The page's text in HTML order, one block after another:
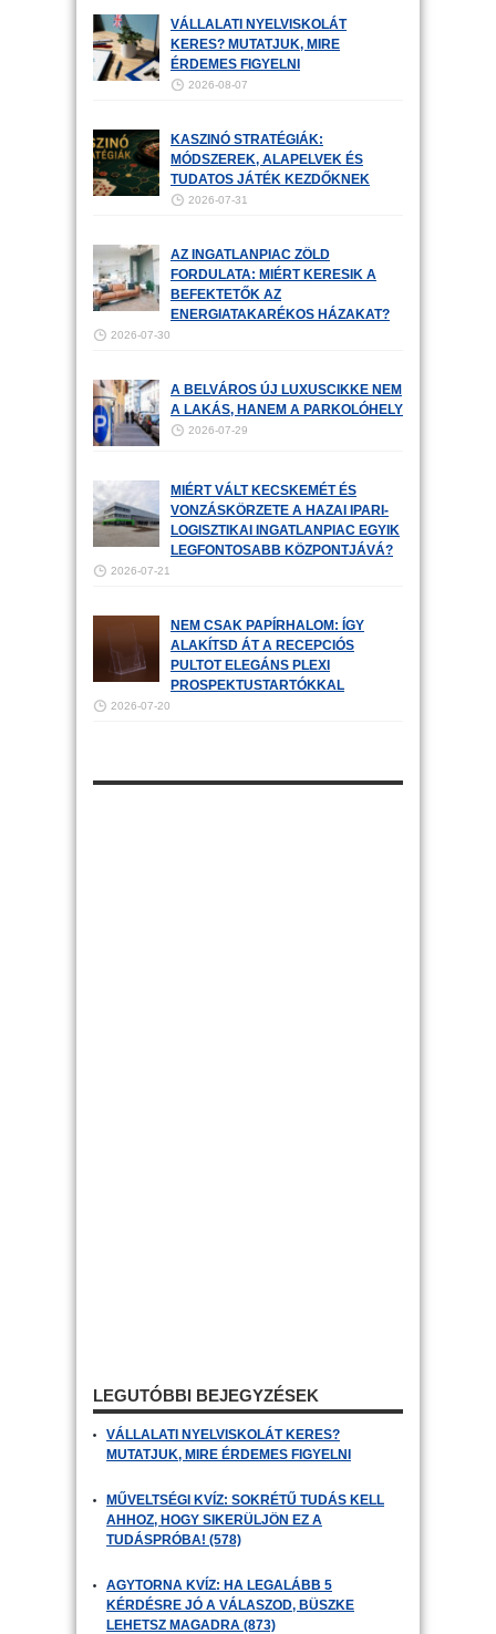
VÁLLALATI NYELVISKOLÁT
KERES? MUTATJUK, MIRE
ÉRDEMES FIGYELNI
2026-08-07
KASZINÓ STRATÉGIÁK:
MÓDSZEREK, ALAPELVEK ÉS
TUDATOS JÁTÉK KEZDŐKNEK
2026-07-31
AZ INGATLANPIAC ZÖLD
FORDULATA: MIÉRT KERESIK A
BEFEKTETŐK AZ
ENERGIATAKARÉKOS HÁZAKAT?
2026-07-30
A BELVÁROS ÚJ LUXUSCIKKE NEM
A LAKÁS, HANEM A PARKOLÓHELY
2026-07-29
MIÉRT VÁLT KECSKEMÉT ÉS
VONZÁSKÖRZETE A HAZAI IPARI-
LOGISZTIKAI INGATLANPIAC EGYIK
LEGFONTOSABB KÖZPONTJÁVÁ?
2026-07-21
NEM CSAK PAPÍRHALOM: ÍGY
ALAKÍTSD ÁT A RECEPCIÓS
PULTOT ELEGÁNS PLEXI
PROSPEKTUSTARTÓKKAL
2026-07-20
LEGUTÓBBI BEJEGYZÉSEK
VÁLLALATI NYELVISKOLÁT KERES?
MUTATJUK, MIRE ÉRDEMES FIGYELNI
MŰVELTSÉGI KVÍZ: SOKRÉTŰ TUDÁS KELL
AHHOZ, HOGY SIKERÜLJÖN EZ A
TUDÁSPRÓBA! (578)
AGYTORNA KVÍZ: HA LEGALÁBB 5
KÉRDÉSRE JÓ A VÁLASZOD, BÜSZKE
LEHETSZ MAGADRA (873)